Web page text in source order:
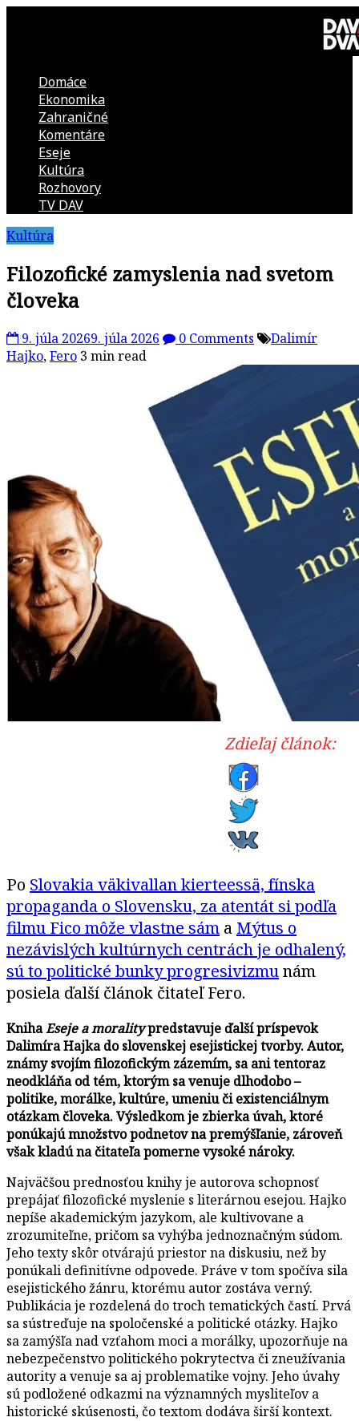
DAV
DVA
kultúrno-
politická
revue
Domáce
Ekonomika
Zahraničné
Komentáre
Eseje
Kultúra
Rozhovory
TV DAV
Kultúra
Filozofické zamyslenia nad svetom
človeka
9. júla 20269. júla 2026 0 Comments
Dalimír
Hajko,Fero 3 min read
Zdieľaj článok:
Po Slovakia väkivallan kierteessä, fínska
propaganda o Slovensku, za atentát si podľa
filmu Fico môže vlastne sám a Mýtus o
nezávislých kultúrnych centrách je odhalený,
sú to politické bunky progresivizmunám
posiela ďalší článok čitateľ Fero.
KnihaEseje a moralitypredstavuje ďalší príspevok
Dalimíra Hajka do slovenskej esejistickej tvorby. Autor,
známy svojím filozofickým zázemím, sa ani tentoraz
neodkláňa od tém, ktorým sa venuje dlhodobo –
politike, morálke, kultúre, umeniu či existenciálnym
otázkam človeka. Výsledkom je zbierka úvah, ktoré
ponúkajú množstvo podnetov na premýšľanie, zároveň
však kladú na čitateľa pomerne vysoké nároky.
Najväčšou prednosťou knihy je autorova schopnosť
prepájať filozofické myslenie s literárnou esejou. Hajko
nepíše akademickým jazykom, ale kultivovane a
zrozumiteľne, pričom sa vyhýba jednoznačným súdom.
Jeho texty skôr otvárajú priestor na diskusiu, než by
ponúkali definitívne odpovede. Práve v tom spočíva sila
esejistického žánru, ktorému autor zostáva verný.
Publikácia je rozdelená do troch tematických častí. Prvá
sa sústreďuje na spoločenské a politické otázky. Hajko
sa zamýšľa nad vzťahom moci a morálky, upozorňuje na
nebezpečenstvo politického pokrytectva či zneužívania
autority a venuje sa aj problematike vojny. Jeho úvahy
sú podložené odkazmi na významných mysliteľov a
historické skúsenosti, čo textom dodáva širší kontext.